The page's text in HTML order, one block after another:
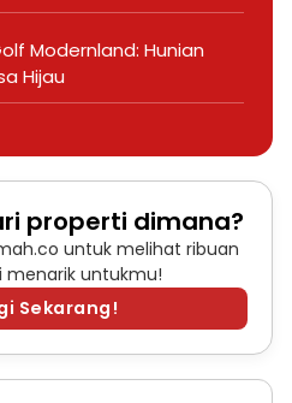
Modernland: Hunian
Hijau
properti dimana?
untuk melihat ribuan
menarik untukmu!
Sekarang!